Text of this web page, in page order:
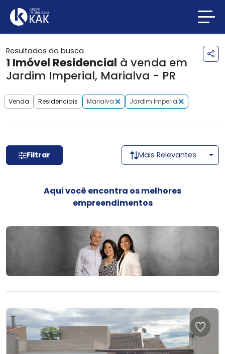
Resultados da busca
1 Imóvel Residencial à venda em
Jardim Imperial, Marialva - PR
Venda Residenciais Marialva Jardim Imperial
Filtrar Mais Relevantes
Aqui você encontra os melhores
empreendimentos